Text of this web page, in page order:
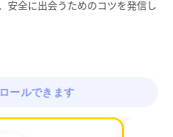
安全に出会うためのコツを発信し
ールできます